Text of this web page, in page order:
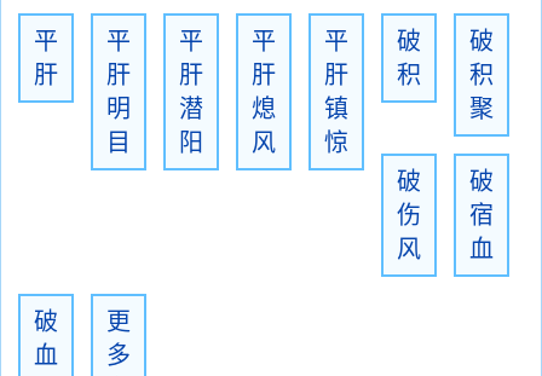
平
肝
平
肝
明
目
平
肝
潜
阳
平
肝
熄
风
平
肝
镇
惊
破
积
破
积
聚
破
伤
风
破
宿
血
破
血
更
多